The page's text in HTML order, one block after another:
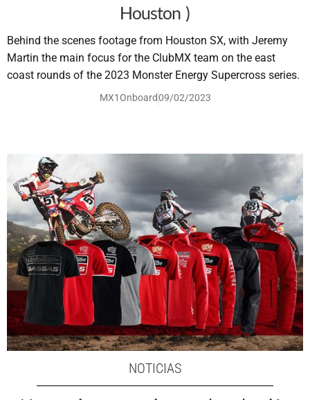
Houston )
Behind the scenes footage from Houston SX, with Jeremy
Martin the main focus for the ClubMX team on the east
coast rounds of the 2023 Monster Energy Supercross series.
MX1Onboard09/02/2023
NOTICIAS